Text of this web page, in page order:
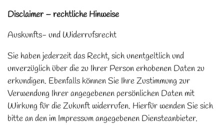
Disclaimer – rechtliche Hinweise
Auskunfts- und Widerrufsrecht
Sie haben jederzeit das Recht, sich unentgeltlich und
unverzüglich über die zu Ihrer Person erhobenen Daten zu
erkundigen. Ebenfalls können Sie Ihre Zustimmung zur
Verwendung Ihrer angegebenen persönlichen Daten mit
Wirkung für die Zukunft widerrufen. Hierfür wenden Sie sich
bitte an den im Impressum angegebenen Diensteanbieter.